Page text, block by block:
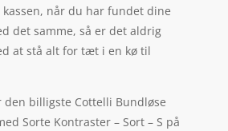
når du har fundet dine
det samme, så er det aldrig
at stå alt for tæt i en kø til
den billigste Cottelli Bundløse
Sorte Kontraster – Sort – S på